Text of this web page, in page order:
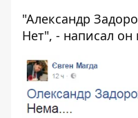
"Александр
Нет", - написал он